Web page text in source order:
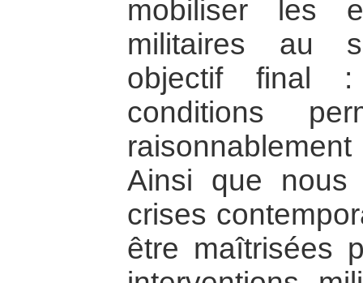
mobiliser les
militaires au
objectif final :
conditions
Ainsi que nous
crises
être maîtrisées